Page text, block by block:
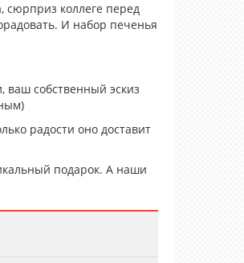
сюрприз коллеге перед
И набор печенья
ваш собственный эскиз
радости оно доставит
подарок. А наши